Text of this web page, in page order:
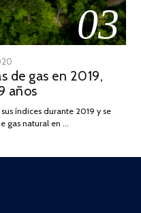
03
DE
JULIO
2025
de gas en 2019,
años
índices durante 2019 y se
gas natural en …